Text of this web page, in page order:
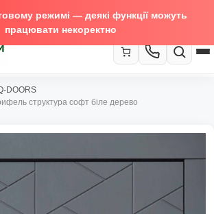
режимі — деякі функції можуть
працювати некоректно
DOORS
структура софт біле дерево